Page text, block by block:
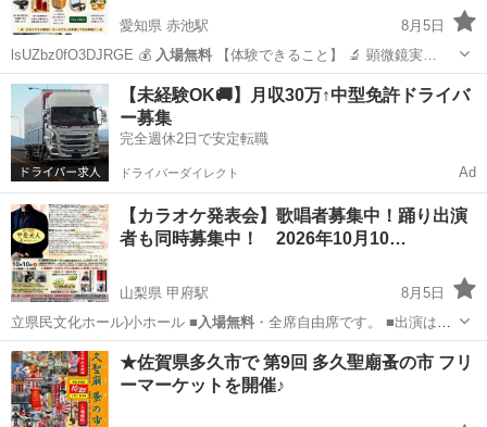
愛知県 赤池駅
8月5日
lsUZbz0fO3DJRGE 💰 入場無料 【体験できること】 🔬 顕微鏡実…
愛知 日進市 赤池駅 ワークショップ 入場無料
【未経験OK🚚】月収30万↑中型免許ドライバ
ー募集
完全週休2日で安定転職
ドライバーダイレクト Ad
【カラオケ発表会】歌唱者募集中！踊り出演
者も同時募集中！ 2026年10月10…
山梨県 甲府駅
8月5日
立県民文化ホール)小ホール ■入場無料・全席自由席です。 ■出演は有
料で…
山梨 甲府市 甲府駅 コンサート/ショー ホール
★佐賀県多久市で 第9回 多久聖廟蚤の市 フリ
ーマーケットを開催♪